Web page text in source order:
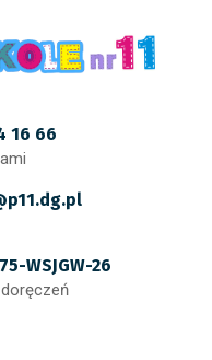
16 66
WSJGW-26